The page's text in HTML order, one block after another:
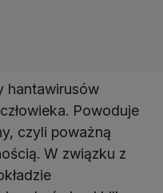
hantawirusów
Powoduje
czyli poważną
W związku z